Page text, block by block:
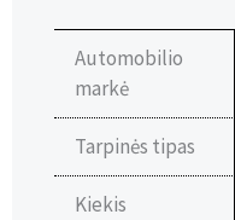
Automobilio
markė
Tarpinės tipas
Kiekis